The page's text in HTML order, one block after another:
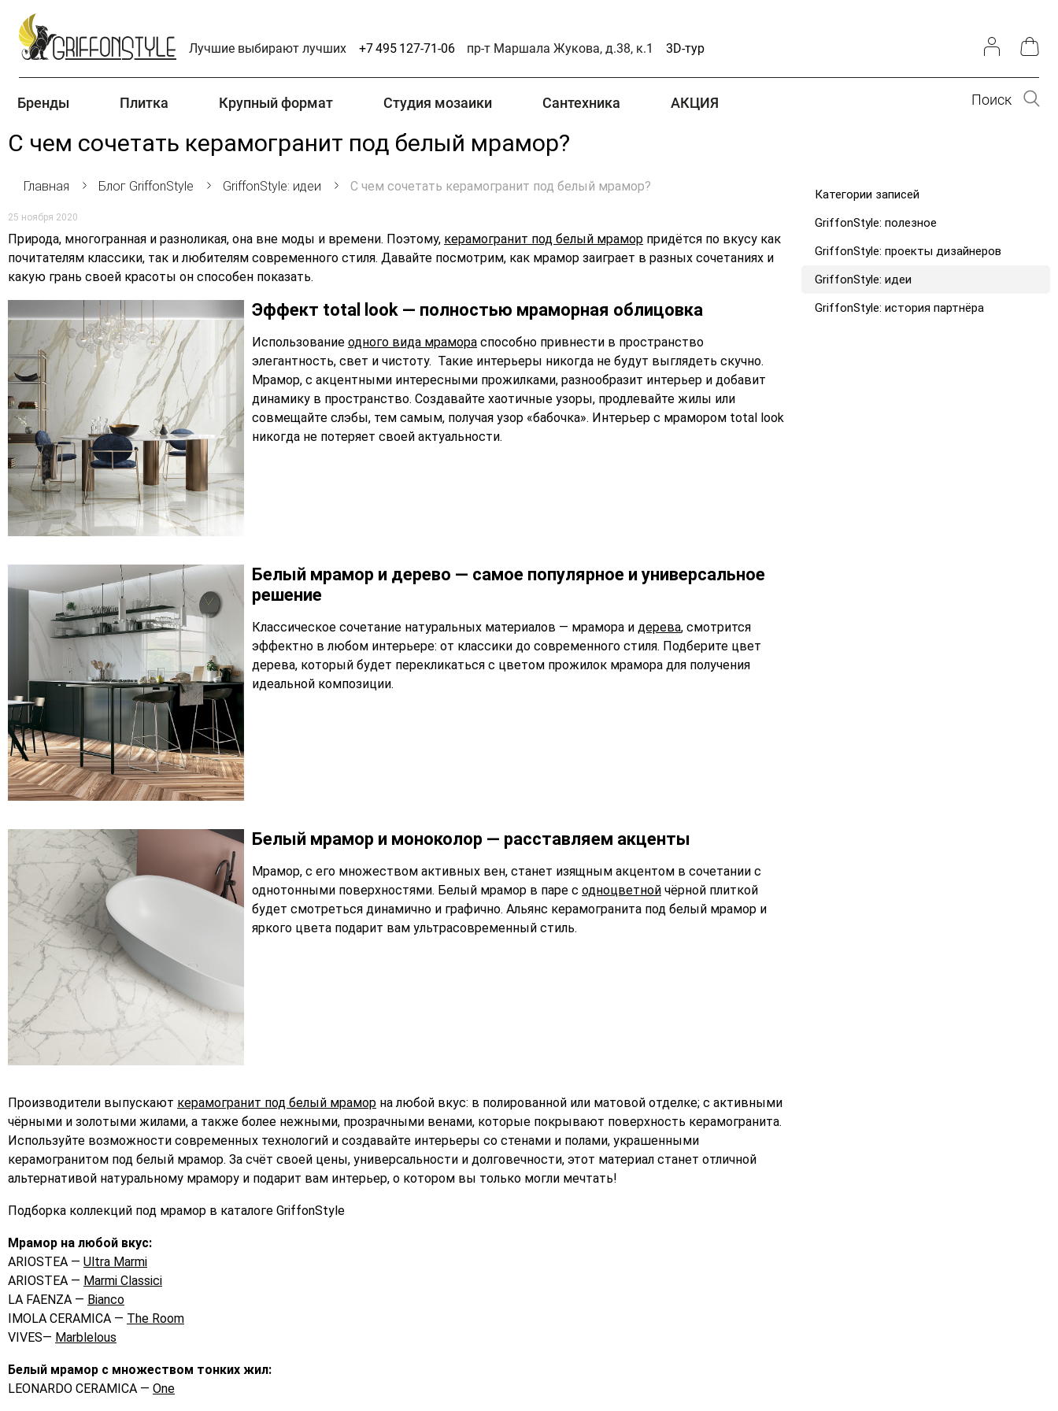
Лучшие выбирают лучших +7 495 127-71-06 пр-т Маршала Жукова, д.38, к.1 3D-тур
Бренды Плитка Крупный формат Студия мозаики Сантехника АКЦИЯ Поиск
С чем сочетать керамогранит под белый мрамор?
Главная Блог GriffonStyle GriffonStyle: идеи С чем сочетать керамогранит под белый мрамор?
25 ноября 2020
Природа, многогранная и разноликая, она вне моды и времени. Поэтому, керамогранит под белый мрамор придётся по вкусу как
почитателям классики, так и любителям современного стиля. Давайте посмотрим, как мрамор заиграет в разных сочетаниях и
какую грань своей красоты он способен показать.
Эффект total look — полностью мраморная облицовка
Использование одного вида мрамора способно привнести в пространство
элегантность, свет и чистоту. Такие интерьеры никогда не будут выглядеть скучно.
Мрамор, с акцентными интересными прожилками, разнообразит интерьер и добавит
динамику в пространство. Создавайте хаотичные узоры, продлевайте жилы или
совмещайте слэбы, тем самым, получая узор «бабочка». Интерьер с мрамором total look
никогда не потеряет своей актуальности.
Белый мрамор и дерево — самое популярное и универсальное
решение
Классическое сочетание натуральных материалов — мрамора и дерева, смотрится
эффектно в любом интерьере: от классики до современного стиля. Подберите цвет
дерева, который будет перекликаться с цветом прожилок мрамора для получения
идеальной композиции.
Белый мрамор и моноколор — расставляем акценты
Мрамор, с его множеством активных вен, станет изящным акцентом в сочетании с
однотонными поверхностями. Белый мрамор в паре с одноцветной чёрной плиткой
будет смотреться динамично и графично. Альянс керамогранита под белый мрамор и
яркого цвета подарит вам ультрасовременный стиль.
Производители выпускают керамогранит под белый мрамор на любой вкус: в полированной или матовой отделке; с активными
чёрными и золотыми жилами, а также более нежными, прозрачными венами, которые покрывают поверхность керамогранита.
Используйте возможности современных технологий и создавайте интерьеры со стенами и полами, украшенными
керамогранитом под белый мрамор. За счёт своей цены, универсальности и долговечности, этот материал станет отличной
альтернативой натуральному мрамору и подарит вам интерьер, о котором вы только могли мечтать!
Подборка коллекций под мрамор в каталоге GriffonStyle
Мрамор на любой вкус:
ARIOSTEA — Ultra Marmi
ARIOSTEA — Marmi Classici
LA FAENZA — Bianco
IMOLA CERAMICA — The Room
VIVES— Marblelous
Белый мрамор с множеством тонких жил:
LEONARDO CERAMICA — One
Категории записей
GriffonStyle: полезное
GriffonStyle: проекты дизайнеров
GriffonStyle: идеи
GriffonStyle: история партнёра